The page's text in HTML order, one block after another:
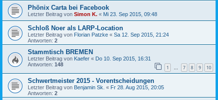
Phönix Carta bei Facebook
Letzter Beitrag von Simon K. « Mi 23. Sep 2015, 09:48
Schloß Noer als LARP-Location
Letzter Beitrag von Florian Patzke « Sa 12. Sep 2015, 21:24
Antworten: 2
Stammtisch BREMEN
Letzter Beitrag von Kaefer « Do 10. Sep 2015, 16:31
Antworten: 148 1 … 7 8 9 10
Schwertmeister 2015 - Vorentscheidungen
Letzter Beitrag von Benjamin Sk. « Fr 28. Aug 2015, 20:05
Antworten: 2